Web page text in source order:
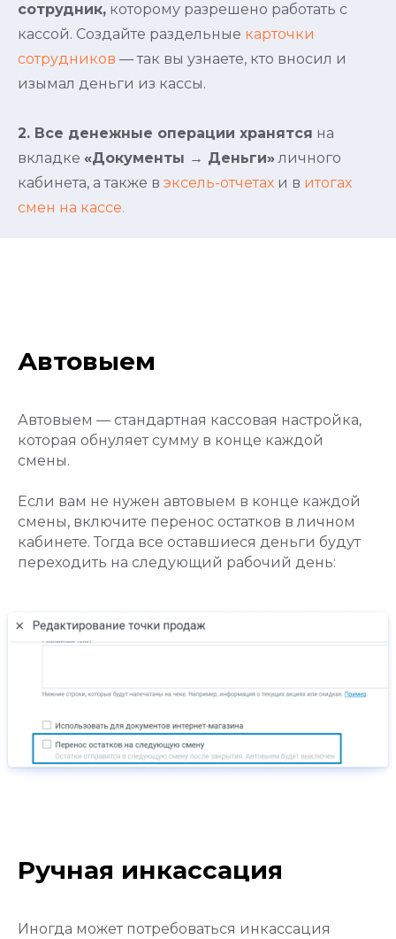
сотрудник, которому разрешено работать с
кассой. Создайте раздельные карточки
сотрудников — так вы узнаете, кто вносил и
изымал деньги из кассы.
2. Все денежные операции хранятся на
вкладке «Документы → Деньги»личного
кабинета, а также в эксель-отчетах и в итогах
смен на кассе.
Автовыем
Автовыем — стандартная кассовая настройка,
которая обнуляет сумму в конце каждой
смены.
Если вам не нужен автовыем в конце каждой
смены, включите перенос остатков в личном
кабинете. Тогда все оставшиеся деньги будут
переходить на следующий рабочий день:
Ручная инкассация
Иногда может потребоваться инкассация